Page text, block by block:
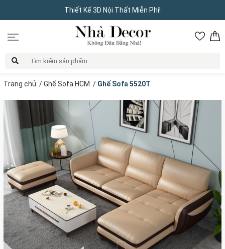
Thiết Kế 3D Nội Thất Miễn Phí!
Trang chủ /Ghế Sofa HCM / Ghế Sofa 5520T